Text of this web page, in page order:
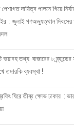
দায়িত্ব পালনে গিয়ে
: জুলাই গণঅভ্যুত্থান দিবসের
তথ্য: বাজারের ৮ ব্র্যান্ডের
তদারকি ব্যবস্থা !
ঘিরে তীব্র ক্ষোভ ঢাকার :